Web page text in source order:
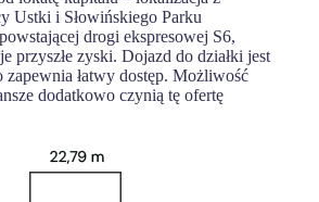
Ustki i Słowińskiego Parku
drogi ekspresowej S6,
przyszłe zyski. Dojazd do działki jest
zapewnia łatwy dostęp. Możliwość
dodatkowo czynią tę ofertę